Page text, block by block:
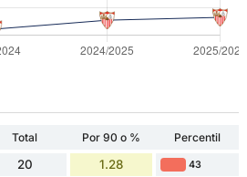
Total Por 90 o %
Percentil
20 1.28 43